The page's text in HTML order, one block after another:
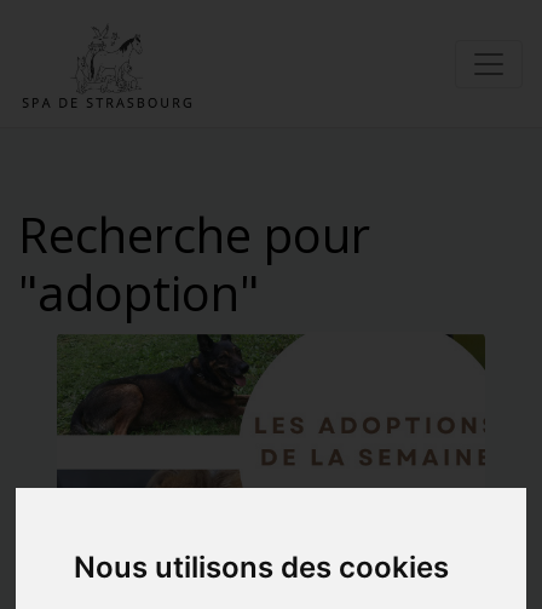
Nous utilisons des cookies
Recherche pour
"adoption"